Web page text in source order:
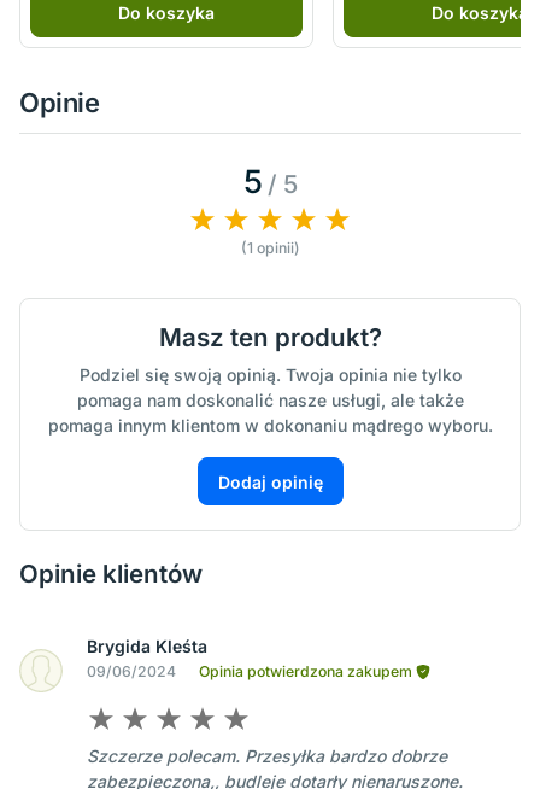
Do koszyka Do koszyka
Opinie
5 / 5
(1 opinii)
Masz ten produkt?
Podziel się swoją opinią. Twoja opinia nie tylko
pomaga nam doskonalić nasze usługi, ale także
pomaga innym klientom w dokonaniu mądrego wyboru.
Dodaj opinię
Opinie klientów
Brygida Kleśta
09/06/2024 Opinia potwierdzona zakupem
Szczerze polecam. Przesyłka bardzo dobrze
zabezpieczona,, budleje dotarły nienaruszone.